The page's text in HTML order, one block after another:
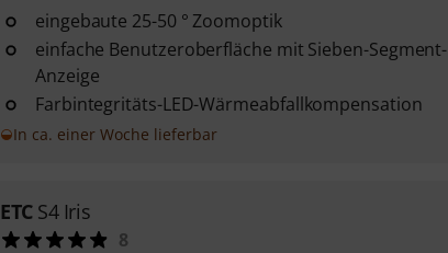
eingebaute 25-50 ° Zoomoptik
einfache Benutzeroberfläche mit Sieben-Segment-
Anzeige
Farbintegritäts-LED-Wärmeabfallkompensation
In ca. einer Woche lieferbar
ETC S4 Iris
8